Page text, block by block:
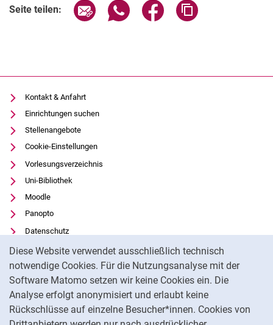
Diese Website verwendet ausschließlich technisch
notwendige Cookies. Für die Nutzungsanalyse mit der
Software Matomo setzen wir keine Cookies ein. Die
Analyse erfolgt anonymisiert und erlaubt keine
Rückschlüsse auf einzelne Besucher*innen. Cookies von
Seite teilen: Seite über E-Mail teilen
Seite über WhatsApp teilen
Seite über Facebook
Kontakt & Anfahrt
Einrichtungen suchen
Stellenangebote
Cookie-Einstellungen
Vorlesungsverzeichnis
Uni-Bibliothek
Moodle
Panopto
Datenschutz
Barrierefreiheit
Transparenter KI-Einsatz
Impressum
Externer Link: Universität Kassel auf
Facebook (öffnet neues Fenster)
Externer Link: Universität Kassel auf
Youtube(öffnet neues Fenster)